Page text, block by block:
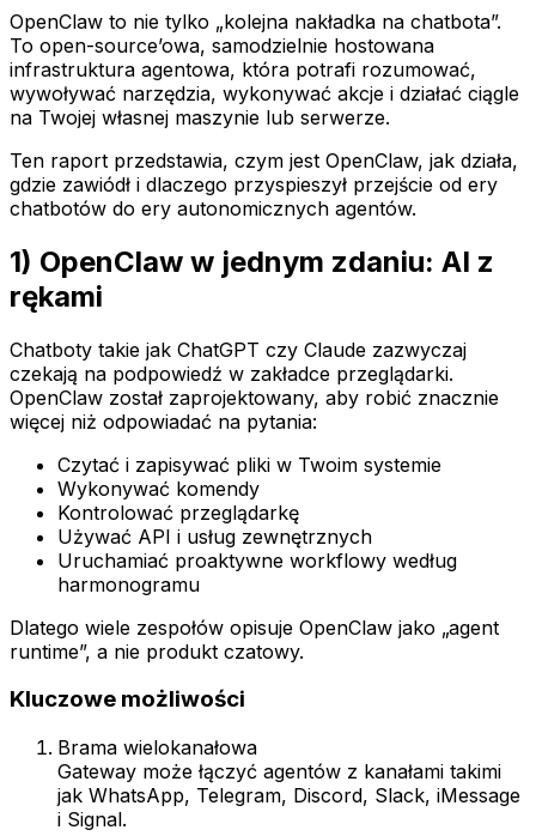
OpenClaw to nie tylko „kolejna nakładka na chatbota”.
To open-source’owa, samodzielnie hostowana
infrastruktura agentowa, która potrafi rozumować,
wywoływać narzędzia, wykonywać akcje i działać ciągle
na Twojej własnej maszynie lub serwerze.
Ten raport przedstawia, czym jest OpenClaw, jak działa,
gdzie zawiódł i dlaczego przyspieszył przejście od ery
chatbotów do ery autonomicznych agentów.
1) OpenClaw w jednym zdaniu: AI z
rękami
Chatboty takie jak ChatGPT czy Claude zazwyczaj
czekają na podpowiedź w zakładce przeglądarki.
OpenClaw został zaprojektowany, aby robić znacznie
więcej niż odpowiadać na pytania:
Czytać i zapisywać pliki w Twoim systemie
Wykonywać komendy
Kontrolować przeglądarkę
Używać API i usług zewnętrznych
Uruchamiać proaktywne workflowy według
harmonogramu
Dlatego wiele zespołów opisuje OpenClaw jako „agent
runtime”, a nie produkt czatowy.
Kluczowe możliwości
Brama wielokanałowa
Gateway może łączyć agentów z kanałami takimi
jak WhatsApp, Telegram, Discord, Slack, iMessage
i Signal.